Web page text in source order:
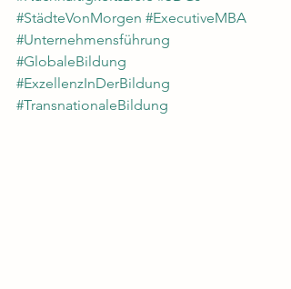
#StädteVonMorgen #ExecutiveMBA
#Unternehmensführung
#GlobaleBildung
#ExzellenzInDerBildung
#TransnationaleBildung